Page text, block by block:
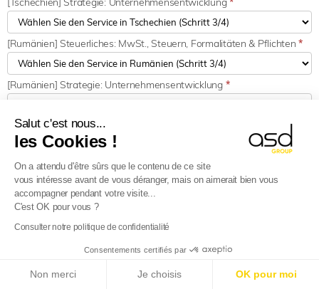
Salut c'est nous...
les Cookies !
On a attendu d'être sûrs que le contenu de ce site
vous intéresse avant de vous déranger, mais on aimerait bien vous
accompagner pendant votre visite...
C'est OK pour vous ?
Consulter notre politique de confidentialité
Consentements certifiés par
Non merci Je choisis OK pour moi
[Rumänien] Steuerliches: MwSt., Steuern, Formalitäten & Pflichten*
[Rumänien] Strategie: Unternehmensentwicklung *
[Vereinigtes Königreich] Steuerliches: MwSt., Steuern, Formalitäten &
Pflichten*
[Vereinigtes Königreich] Zoll: Operationen, Formalitäten und
Verpflichtungen*
[Slowakei] Steuerliches: MwSt., Steuern, Formalitäten & Pflichten
[Slowakei] Zoll: Operationen, Formalitäten und Verpflichtungen*
E-Reporting in Frankreich ab dem 01.09.2026
Mehr erfahren